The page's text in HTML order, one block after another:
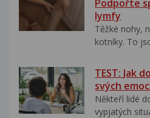
Podpořte
lymfy
Těžké nohy,
kotníky. To
TEST: Jak
svých
Někteří lidé
vypjatých